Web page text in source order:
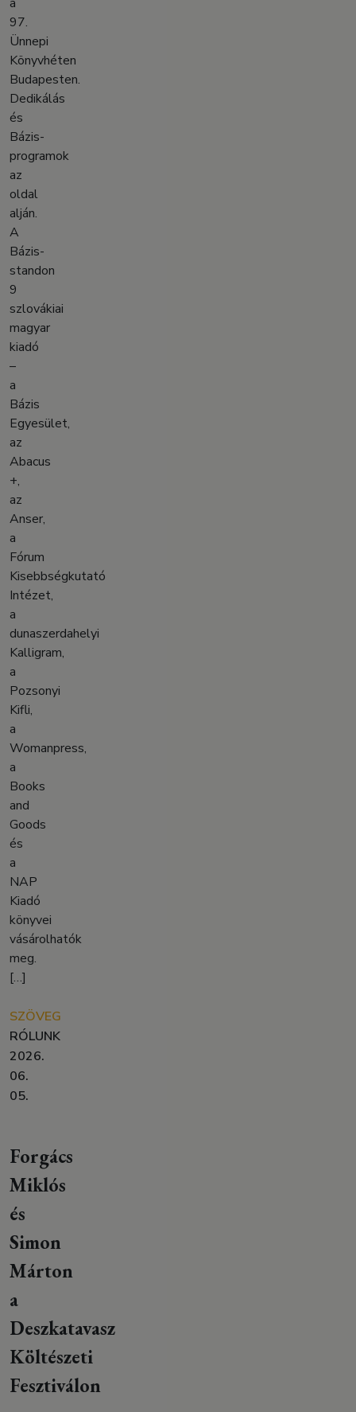
97.
Ünnepi
Könyvhéten
Budapesten.
Dedikálás
és
Bázis-
programok
az
oldal
alján.
A
Bázis-
standon
9
szlovákiai
magyar
kiadó
–
a
Bázis
Egyesület,
az
Abacus
+,
az
Anser,
a
Fórum
Kisebbségkutató
Intézet,
a
dunaszerdahelyi
Kalligram,
a
Pozsonyi
Kifli,
a
Womanpress,
a
Books
and
Goods
és
a
NAP
Kiadó
könyvei
vásárolhatók
meg.
[…]
SZÖVEG
RÓLUNK
2026.
06.
05.
Forgács
Miklós
és
Simon
Márton
a
Deszkatavasz
Költészeti
Fesztiválon